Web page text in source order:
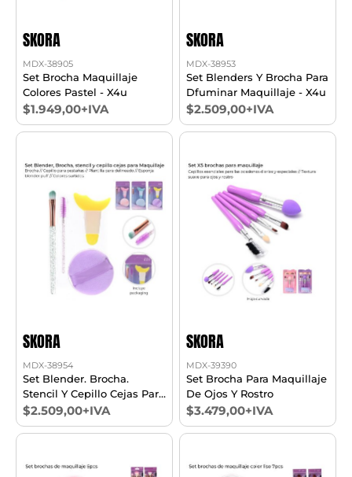
SKORA
MDX-38905
Set Brocha Maquillaje
Colores Pastel - X4u
$1.949,00+IVA
SKORA
MDX-38953
Set Blenders Y Brocha Para
Dfuminar Maquillaje - X4u
$2.509,00+IVA
SKORA
MDX-38954
Set Blender. Brocha.
Stencil Y Cepillo Cejas Para
Maquillaje - X4u
$2.509,00+IVA
SKORA
MDX-39390
Set Brocha Para Maquillaje
De Ojos Y Rostro
$3.479,00+IVA